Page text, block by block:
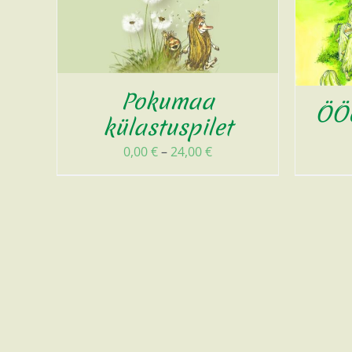
Pokumaa
külastuspilet
0,00€–24,00€Диапазон
цен: